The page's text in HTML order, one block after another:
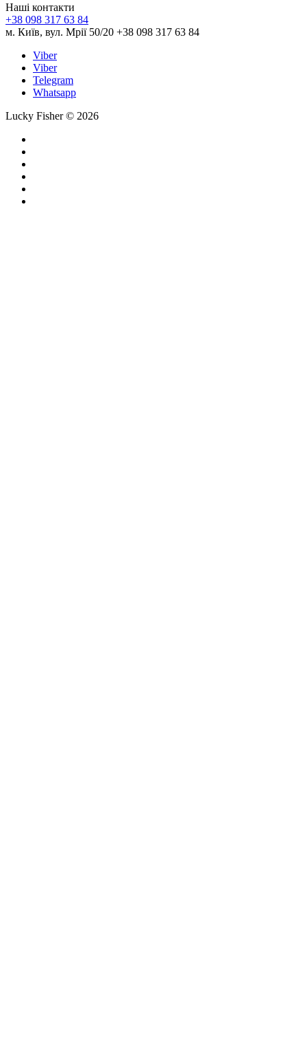
Наші контакти
+38 098 317 63 84
м. Київ, вул. Мрії 50/20 +38 098 317 63 84
Viber
Viber
Telegram
Whatsapp
Lucky Fisher © 2026